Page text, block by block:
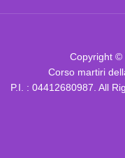
Copyright ©
Corso martiri
P.I. : 04412680987. All